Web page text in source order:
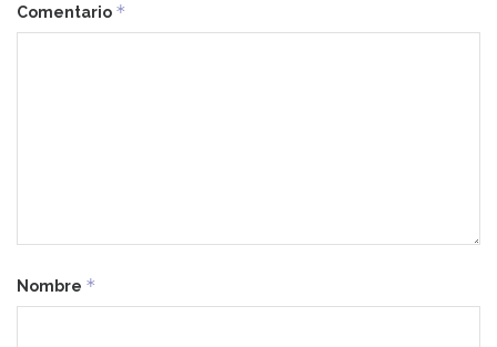
Comentario *
Nombre *